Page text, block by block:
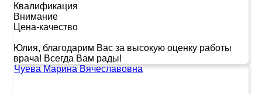
Квалификация
Внимание
Цена-качество
Юлия, благодарим Вас за высокую оценку работы
врача! Всегда Вам рады!
Чуева Марина Вячеславовна